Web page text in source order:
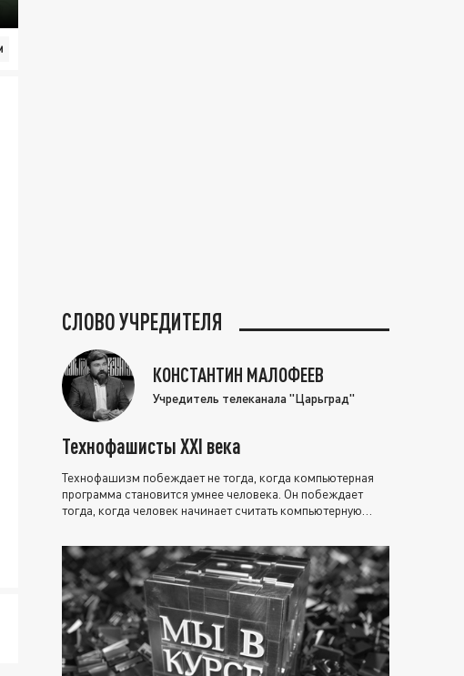
СЛОВО УЧРЕДИТЕЛЯ
КОНСТАНТИН МАЛОФЕЕВ
Учредитель телеканала "Царьград"
Технофашисты XXI века
Технофашизм побеждает не тогда, когда компьютерная
программа становится умнее человека. Он побеждает
тогда, когда человек начинает считать компьютерную